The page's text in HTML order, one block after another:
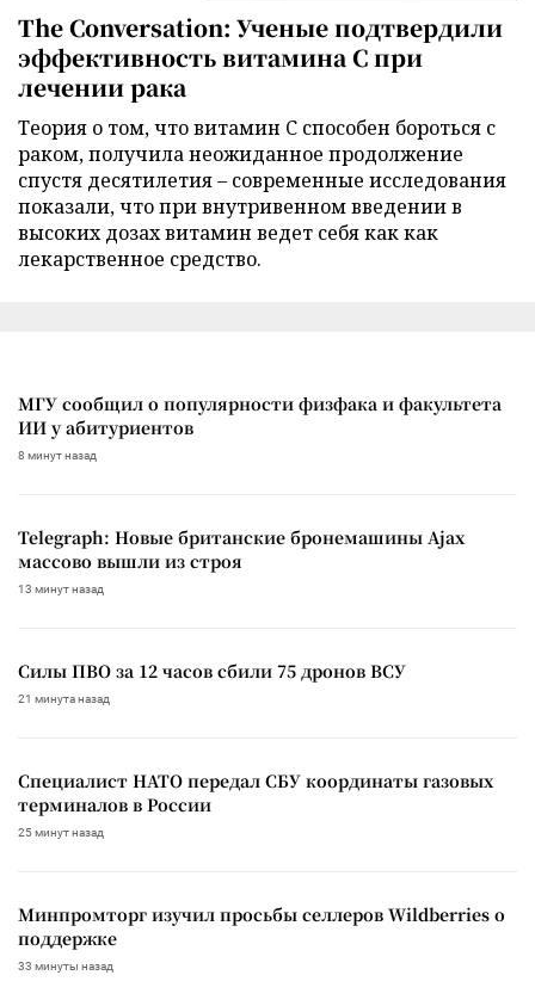
The Conversation: Ученые подтвердили
эффективность витамина C при
лечении рака
Теория о том, что витамин C способен бороться с
раком, получила неожиданное продолжение
спустя десятилетия – современные исследования
показали, что при внутривенном введении в
высоких дозах витамин ведет себя как как
лекарственное средство.
МГУ сообщил о популярности физфака и факультета
ИИ у абитуриентов
8 минут назад
Telegraph: Новые британские бронемашины Ajax
массово вышли из строя
13 минут назад
Силы ПВО за 12 часов сбили 75 дронов ВСУ
21 минута назад
Специалист НАТО передал СБУ координаты газовых
терминалов в России
25 минут назад
Минпромторг изучил просьбы селлеров Wildberries о
поддержке
33 минуты назад